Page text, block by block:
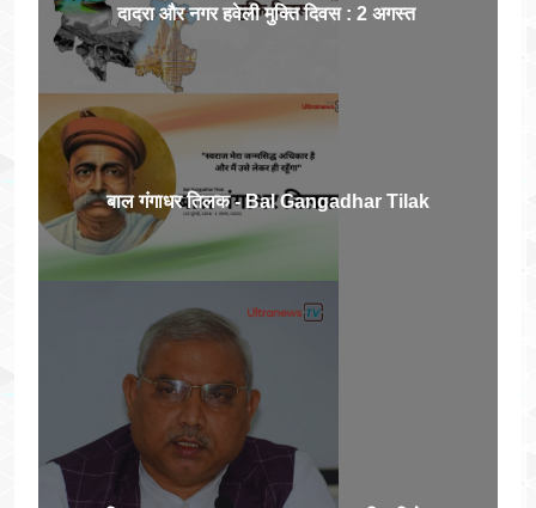
दादरा और नगर हवेली मुक्ति दिवस : 2 अगस्त
बाल गंगाधर तिलक - Bal Gangadhar Tilak